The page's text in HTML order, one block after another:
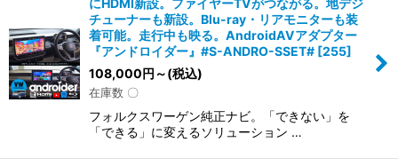
チューナーも新設。Blu-ray・リアモニターも装
着可能。走行中も映る。AndroidAVアダプター
『アンドロイダー』#S-ANDRO-SSET# [255]
108,000円 ～(税込)
在庫数 〇
フォルクスワーゲン純正ナビ。「できない」を
「できる」に変えるソリューション …